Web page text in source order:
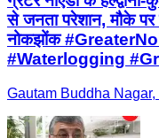
से जनता परेशान, मौके पर
नोकझोंक
#Waterlogging
Gautam Buddha